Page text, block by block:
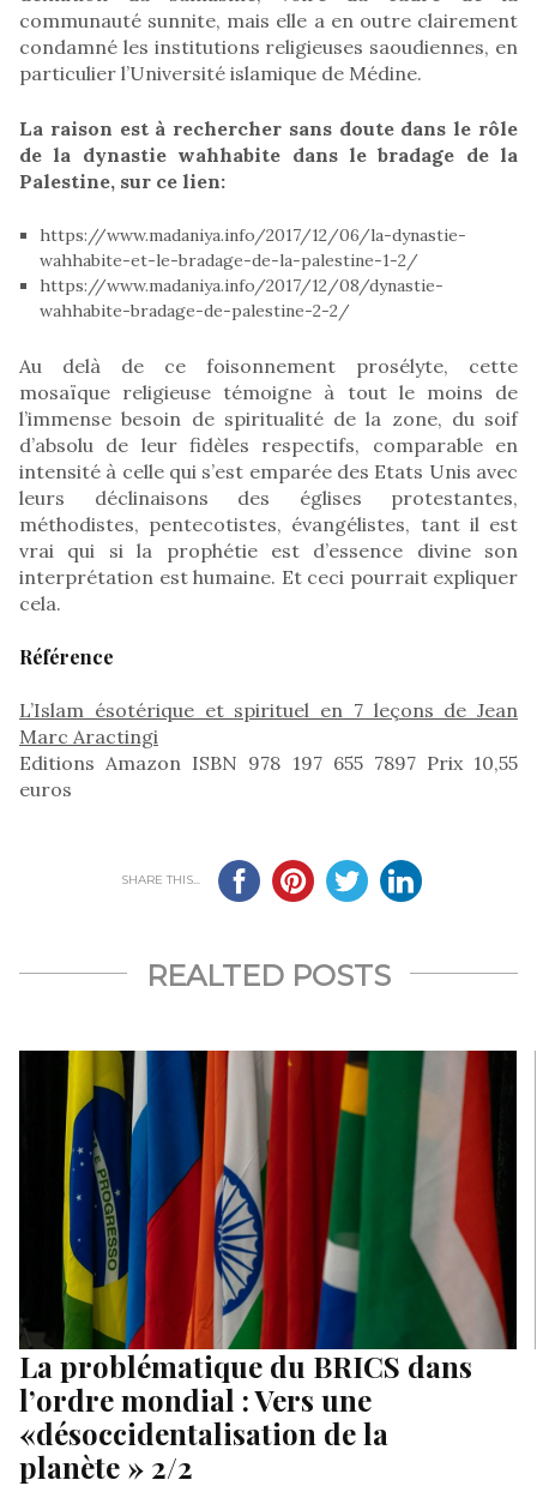
communauté sunnite, mais elle a en outre clairement
condamné les institutions religieuses saoudiennes, en
particulier l’Université islamique de Médine.
La raison est à rechercher sans doute dans le rôle
de la dynastie wahhabite dans le bradage de la
Palestine, sur ce lien:
https://www.madaniya.info/2017/12/06/la-dynastie-
wahhabite-et-le-bradage-de-la-palestine-1-2/
https://www.madaniya.info/2017/12/08/dynastie-
wahhabite-bradage-de-palestine-2-2/
Au delà de ce foisonnement prosélyte, cette
mosaïque religieuse témoigne à tout le moins de
l’immense besoin de spiritualité de la zone, du soif
d’absolu de leur fidèles respectifs, comparable en
intensité à celle qui s’est emparée des Etats Unis avec
leurs déclinaisons des églises protestantes,
méthodistes, pentecotistes, évangélistes, tant il est
vrai qui si la prophétie est d’essence divine son
interprétation est humaine. Et ceci pourrait expliquer
cela.
Référence
L’Islam ésotérique et spirituel en 7 leçons de Jean
Marc Aractingi
Editions Amazon ISBN 978 197 655 7897 Prix 10,55
euros
SHARE THIS...
REALTED POSTS
La problématique du BRICS dans
l’ordre mondial : Vers une
«désoccidentalisation de la
planète » 2/2